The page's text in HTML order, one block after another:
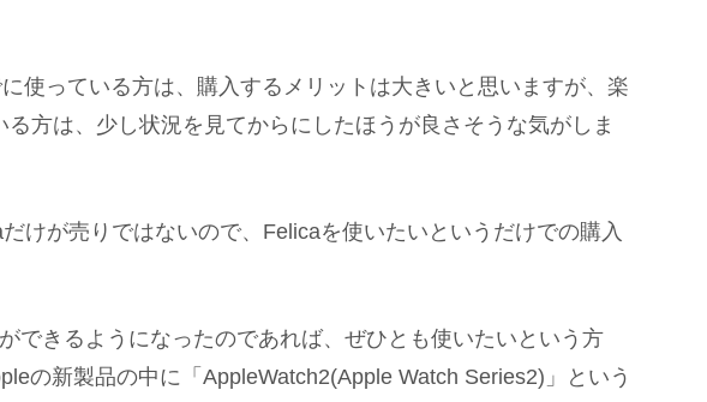
使っている方は、購入するメリットは大きいと思いますが、楽
方は、少し状況を見てからにしたほうが良さそうな気がしま
けが売りではないので、Felicaを使いたいというだけでの購入
できるようになったのであれば、ぜひとも使いたいという方
の新製品の中に「AppleWatch2(Apple Watch Series2)」という